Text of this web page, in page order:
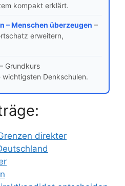
kompakt erklärt.
– Menschen überzeugen –
erweitern,
Grundkurs
Denkschulen.
direkter